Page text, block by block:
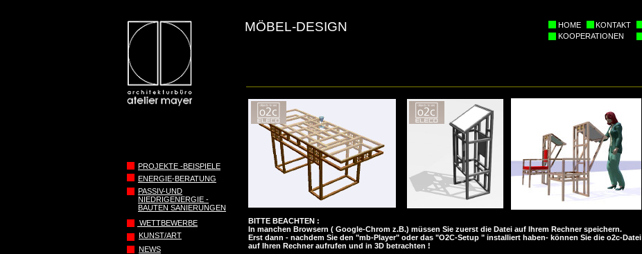
MÖBEL-DESIGN
BITTE BEACHTEN :
In manchen Browsern ( Google-Chrom z.B.) müssen Sie zuerst die Datei auf Ihrem Rechner speichern.
Erst dann - nachdem Sie den "mb-Player" oder das "O2C-Setup " installiert haben- können Sie die o2c-Datei
auf Ihren Rechner aufrufen und in 3D betrachten !
NEWS
PASSIV-UND
NIEDRIGENERGIE -
BAUTEN SANIERUNGEN
ENERGIE-BERATUNG
WETTBEWERBE
KUNST/ART
PROJEKTE -BEISPIELE
KONTAKT
HOME
KOOPERATIONEN